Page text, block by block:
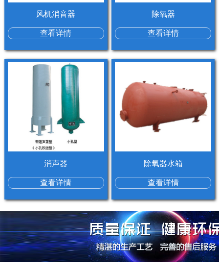
风机消音器
查看详情
除氧器
查看详情
消声器
查看详情
除氧器水箱
查看详情